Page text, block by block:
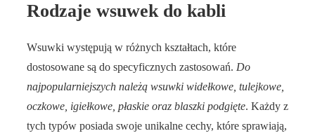
Rodzaje wsuwek do kabli
Wsuwki występują w różnych kształtach, które
dostosowane są do specyficznych zastosowań. Do
najpopularniejszych należą wsuwki widełkowe, tulejkowe,
oczkowe, igiełkowe, płaskie oraz blaszki podgięte. Każdy z
tych typów posiada swoje unikalne cechy, które sprawiają,